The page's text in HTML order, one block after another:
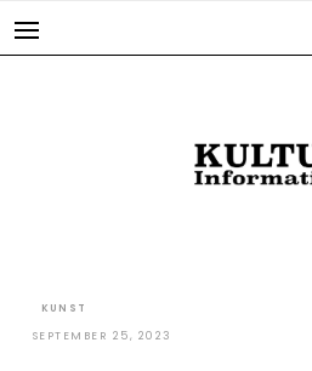
KUNST
SEPTEMBER 25, 2023